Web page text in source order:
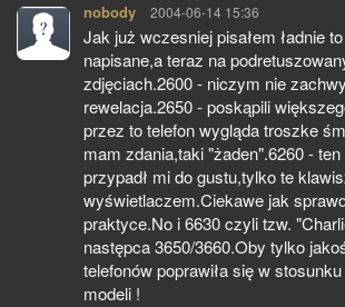
nobody pisze:
2004-06-14 15:36
Jak już wczesniej pisałem ładnie
napisane,a teraz na
zdjęciach.2600 - niczym nie
rewelacja.2650 - poskąpili
przez to telefon wygląda troszke
mam zdania,taki "żaden".6260 -
przypadł mi do gustu,tylko te
wyświetlaczem.Ciekawe jak
praktyce.No i 6630 czyli tzw.
następca 3650/3660.Oby tylko
telefonów poprawiła się w
modeli !